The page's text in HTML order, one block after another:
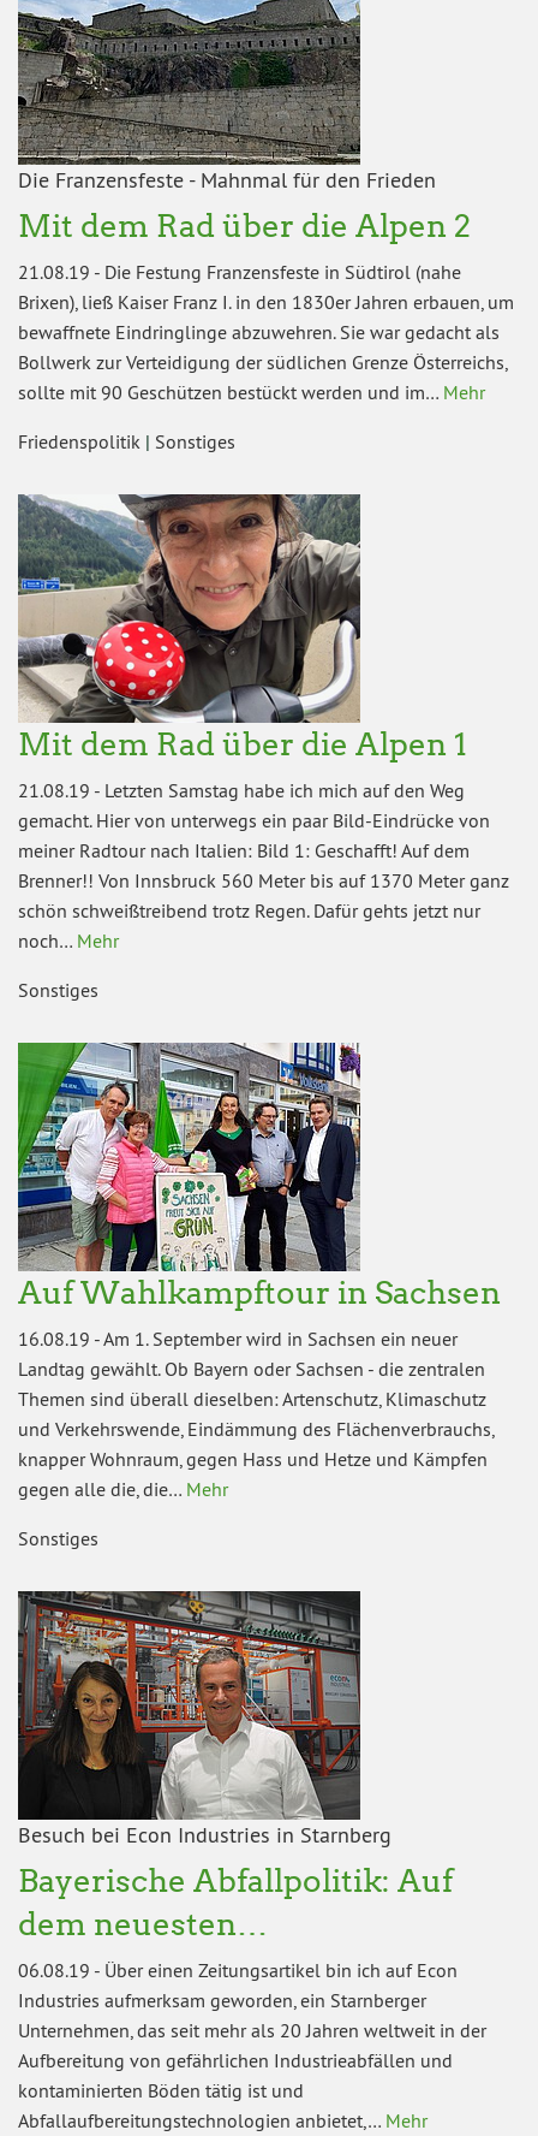
Die Franzensfeste - Mahnmal für den Frieden
Mit dem Rad über die Alpen 2
21.08.19 - Die Festung Franzensfeste in Südtirol (nahe
Brixen), ließ Kaiser Franz I. in den 1830er Jahren erbauen, um
bewaffnete Eindringlinge abzuwehren. Sie war gedacht als
Bollwerk zur Verteidigung der südlichen Grenze Österreichs,
sollte mit 90 Geschützen bestückt werden und im… Mehr
Friedenspolitik | Sonstiges
Mit dem Rad über die Alpen 1
21.08.19 - Letzten Samstag habe ich mich auf den Weg
gemacht. Hier von unterwegs ein paar Bild-Eindrücke von
meiner Radtour nach Italien: Bild 1: Geschafft! Auf dem
Brenner!! Von Innsbruck 560 Meter bis auf 1370 Meter ganz
schön schweißtreibend trotz Regen. Dafür gehts jetzt nur
noch… Mehr
Sonstiges
Auf Wahlkampftour in Sachsen
16.08.19 -Am 1. September wird in Sachsen ein neuer
Landtag gewählt. Ob Bayern oder Sachsen - die zentralen
Themen sind überall dieselben: Artenschutz, Klimaschutz
und Verkehrswende, Eindämmung des Flächenverbrauchs,
knapper Wohnraum, gegen Hass und Hetze und Kämpfen
gegen alle die, die… Mehr
Sonstiges
Besuch bei Econ Industries in Starnberg
Bayerische Abfallpolitik: Auf
dem neuesten…
06.08.19 - Über einen Zeitungsartikel bin ich auf Econ
Industries aufmerksam geworden, ein Starnberger
Unternehmen, das seit mehr als 20 Jahren weltweit in der
Aufbereitung von gefährlichen Industrieabfällen und
kontaminierten Böden tätig ist und
Abfallaufbereitungstechnologien anbietet,… Mehr